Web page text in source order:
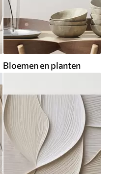
Bloemen en planten